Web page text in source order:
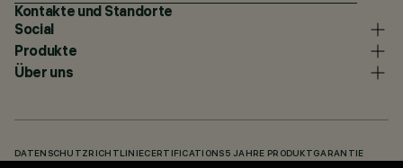
Kontakte und Standorte
Social
Produkte
Über uns
DATENSCHUTZRICHTLINIECERTIFICATIONS 5 JAHRE PRODUKTGARANTIE